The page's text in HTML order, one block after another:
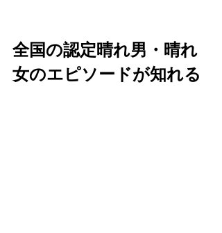
全国の認定晴れ男・晴れ
女のエピソードが知れる